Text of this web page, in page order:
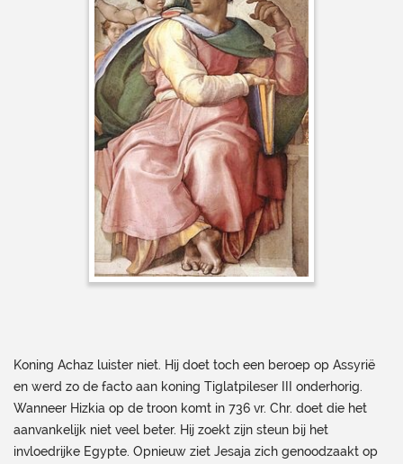
Koning Achaz luister niet. Hij doet toch een beroep op Assyrië
en werd zo de facto aan koning Tiglatpileser III onderhorig.
Wanneer Hizkia op de troon komt in 736 vr. Chr. doet die het
aanvankelijk niet veel beter. Hij zoekt zijn steun bij het
invloedrijke Egypte. Opnieuw ziet Jesaja zich genoodzaakt op